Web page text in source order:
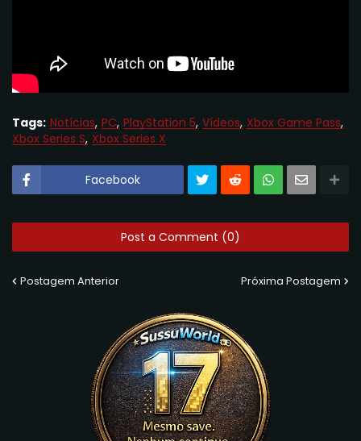
Tags: Notícias PC PlayStation 5 Vídeos Xbox Game Pass
Xbox Series S Xbox Series X
Facebook
Post a Comment (0)
Postagem Anterior Próxima Postagem